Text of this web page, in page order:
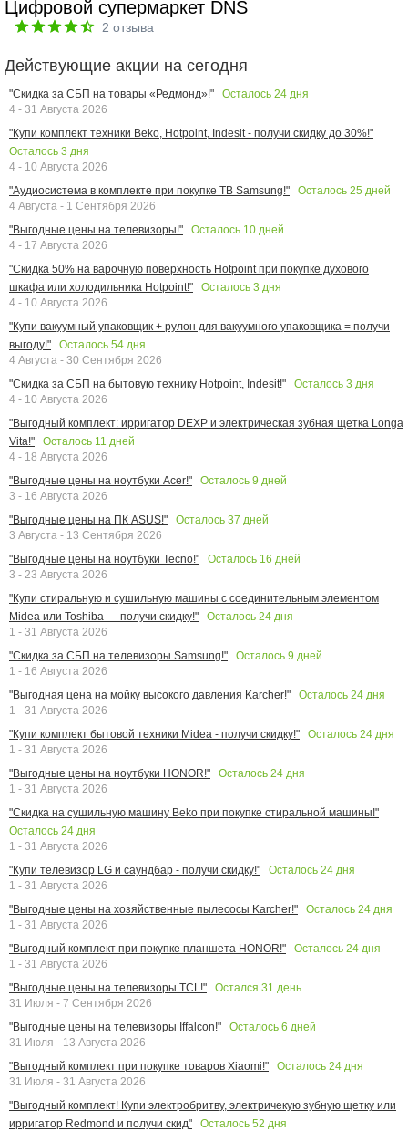
Цифровой супермаркет DNS
2 отзыва
Действующие акции на сегодня
"Скидка за СБП на товары «Редмонд»!" Осталось 24 дня
4 - 31 Августа 2026
"Купи комплект техники Beko, Hotpoint, Indesit - получи скидку до 30%!"
Осталось 3 дня
4 - 10 Августа 2026
"Аудиосистема в комплекте при покупке ТВ Samsung!"
Осталось 25 дней
4 Августа - 1 Сентября 2026
"Выгодные цены на телевизоры!"
Осталось 10 дней
4 - 17 Августа 2026
"Скидка 50% на варочную поверхность Hotpoint при покупке духового
шкафа или холодильника Hotpoint!"
Осталось 3 дня
4 - 10 Августа 2026
"Купи вакуумный упаковщик + рулон для вакуумного упаковщика = получи
выгоду!"
Осталось 54 дня
4 Августа - 30 Сентября 2026
"Скидка за СБП на бытовую технику Hotpoint, Indesit!"
Осталось 3 дня
4 - 10 Августа 2026
"Выгодный комплект: ирригатор DEXP и электрическая зубная щетка Longa
Vita!"
Осталось 11 дней
4 - 18 Августа 2026
"Выгодные цены на ноутбуки Acer!"
Осталось 9 дней
3 - 16 Августа 2026
"Выгодные цены на ПК ASUS!"
Осталось 37 дней
3 Августа - 13 Сентября 2026
"Выгодные цены на ноутбуки Tecno!"
Осталось 16 дней
3 - 23 Августа 2026
"Купи стиральную и сушильную машины с соединительным элементом
Midea или Toshiba — получи скидку!"
Осталось 24 дня
1 - 31 Августа 2026
"Скидка за СБП на телевизоры Samsung!"
Осталось 9 дней
1 - 16 Августа 2026
"Выгодная цена на мойку высокого давления Karcher!"
Осталось 24 дня
1 - 31 Августа 2026
"Купи комплект бытовой техники Midea - получи скидку!"
Осталось 24 дня
1 - 31 Августа 2026
"Выгодные цены на ноутбуки HONOR!"
Осталось 24 дня
1 - 31 Августа 2026
"Скидка на сушильную машину Beko при покупке стиральной машины!"
Осталось 24 дня
1 - 31 Августа 2026
"Купи телевизор LG и саундбар - получи скидку!"
Осталось 24 дня
1 - 31 Августа 2026
"Выгодные цены на хозяйственные пылесосы Karcher!"
Осталось 24 дня
1 - 31 Августа 2026
"Выгодный комплект при покупке планшета HONOR!"
Осталось 24 дня
1 - 31 Августа 2026
"Выгодные цены на телевизоры TCL!"
Остался 31 день
31 Июля - 7 Сентября 2026
"Выгодные цены на телевизоры Iffalcon!"
Осталось 6 дней
31 Июля - 13 Августа 2026
"Выгодный комплект при покупке товаров Xiaomi!"
Осталось 24 дня
31 Июля - 31 Августа 2026
"Выгодный комплект! Купи электробритву, электричекую зубную щетку или
ирригатор Redmond и получи скид"
Осталось 52 дня